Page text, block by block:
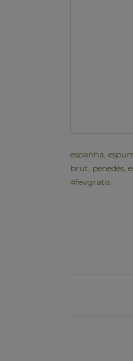
espanha
brut penedês
#fevgratis